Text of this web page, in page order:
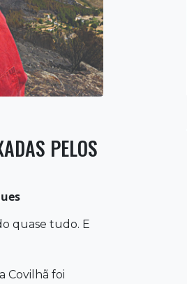
PELOS
quase tudo. E
Covilhã foi